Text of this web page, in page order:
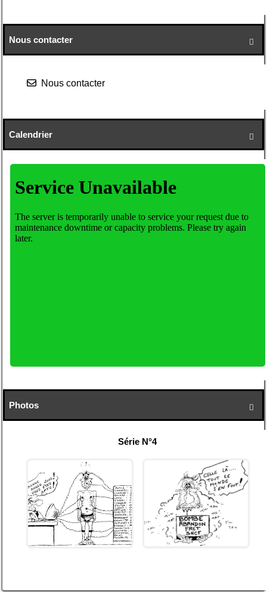

Nous contacter
Nous contacter

Calendrier

Photos
Série N°4